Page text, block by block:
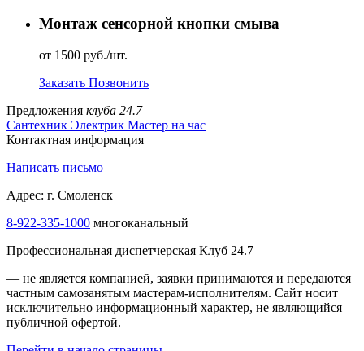
Монтаж сенсорной кнопки смыва
от 1500 руб./шт.
Заказать Позвонить
Предложения клуба 24.7
Сантехник Электрик Мастер на час
Контактная информация
Написать письмо
Адрес: г. Смоленск
8-922-335-1000 многоканальный
Профессиональная диспетчерская Клуб 24.7
— не является компанией, заявки принимаются и передаются
частным самозанятым мастерам‑исполнителям. Сайт носит
исключительно информационный характер, не являющийся
публичной офертой.